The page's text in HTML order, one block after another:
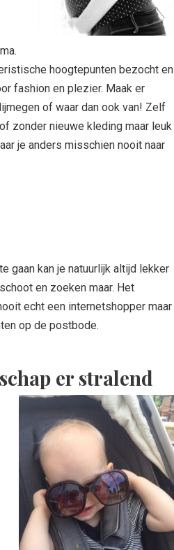
hoogtepunten bezocht en
fashion en plezier. Maak er
of waar dan ook van! Zelf
zonder nieuwe kleding maar leuk
je anders misschien nooit naar
gaan kan je natuurlijk altijd lekker
en zoeken maar. Het
echt een internetshopper maar
op de postbode.
er stralend